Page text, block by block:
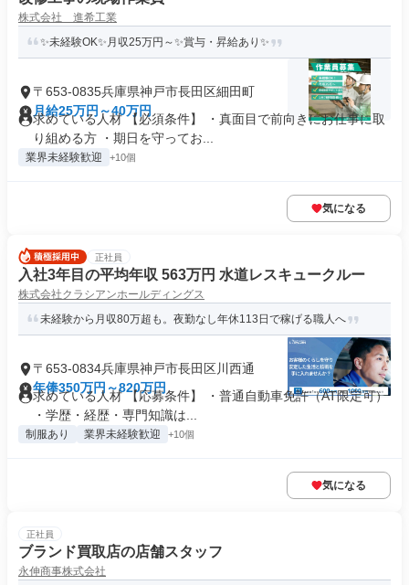
株式会社 進希工業
✨未経験OK✨月収25万円～✨賞与・昇給あり✨
〒653-0835兵庫県神戸市長田区細田町
月給25万円～40万円
求めている人材 【必須条件】 ・真面目で前向きにお仕事に取
り組める方 ・期日を守ってお...
業界未経験歓迎 +10個
気になる
正社員
入社3年目の平均年収 563万円 水道レスキュークルー
株式会社クラシアンホールディングス
未経験から月収80万超も。夜勤なし年休113日で稼げる職人へ
〒653-0834兵庫県神戸市長田区川西通
年俸350万円～820万円
求めている人材 【応募条件】 ・普通自動車免許（AT限定可）
・学歴・経歴・専門知識は...
制服あり 業界未経験歓迎 +10個
気になる
正社員
ブランド買取店の店舗スタッフ
永伸商事株式会社